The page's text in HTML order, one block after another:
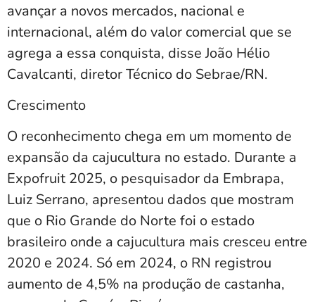
avançar a novos mercados, nacional e
internacional, além do valor comercial que se
agrega a essa conquista, disse João Hélio
Cavalcanti, diretor Técnico do Sebrae/RN.
Crescimento
O reconhecimento chega em um momento de
expansão da cajucultura no estado. Durante a
Expofruit 2025, o pesquisador da Embrapa,
Luiz Serrano, apresentou dados que mostram
que o Rio Grande do Norte foi o estado
brasileiro onde a cajucultura mais cresceu entre
2020 e 2024. Só em 2024, o RN registrou
aumento de 4,5% na produção de castanha,